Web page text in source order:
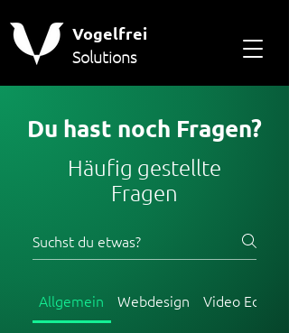
Vogelfrei
Solutions
Du hast noch Fragen?
Häufig gestellte
Fragen
Allgemein Webdesign Video Editing